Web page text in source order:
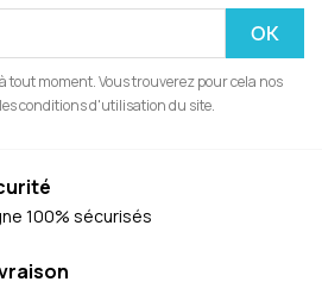
tout moment. Vous trouverez pour cela nos
conditions d'utilisation du site.
100% sécurisés